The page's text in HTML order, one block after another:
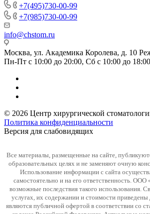
+7(495)730-00-99
+7(985)730-00-99
info@chstom.ru
Москва, ул. Академика Королева, д. 10
Пн-Пт с 10:00 до 20:00, Сб с 10:00 до 18:00
© 2026 Центр хирургической
Политика конфиденциальности
Версия для слабовидящих
Все материалы, размещенные на сайте,
образовательных целях и не заменяют очную
Использование информации с сайта
самостоятельно и на его ответственность.
возможные последствия такого использования.
услугах, их содержании и стоимости приведены
являются публичной офертой в соответствии со